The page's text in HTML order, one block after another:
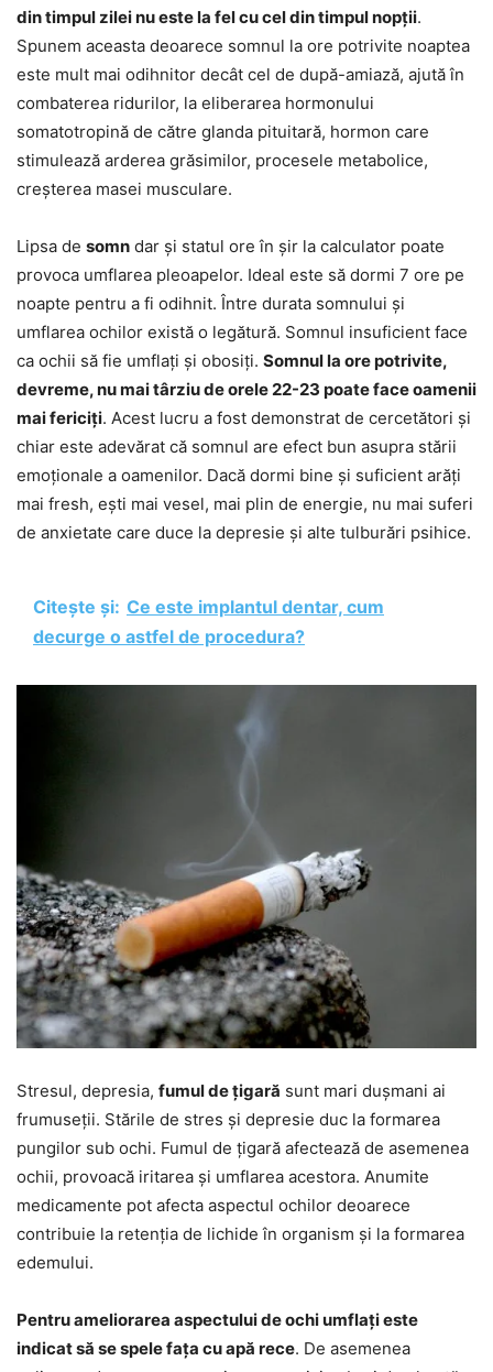
din timpul zilei nu este la fel cu cel din timpul nopții.
Spunem aceasta deoarece somnul la ore potrivite noaptea
este mult mai odihnitor decât cel de după-amiază, ajută în
combaterea ridurilor, la eliberarea hormonului
somatotropină de către glanda pituitară, hormon care
stimulează arderea grăsimilor, procesele metabolice,
creșterea masei musculare.
Lipsa de somn dar și statul ore în șir la calculator poate
provoca umflarea pleoapelor. Ideal este să dormi 7 ore pe
noapte pentru a fi odihnit. Între durata somnului și
umflarea ochilor există o legătură. Somnul insuficient face
ca ochii să fie umflați și obosiți. Somnul la ore potrivite,
devreme, nu mai târziu de orele 22-23 poate face oamenii
mai fericiți. Acest lucru a fost demonstrat de cercetători și
chiar este adevărat că somnul are efect bun asupra stării
emoționale a oamenilor. Dacă dormi bine și suficient arăți
mai fresh, ești mai vesel, mai plin de energie, nu mai suferi
de anxietate care duce la depresie și alte tulburări psihice.
Citește și: Ce este implantul dentar, cum
decurge o astfel de procedura?
Stresul, depresia, fumul de țigară sunt mari dușmani ai
frumuseții. Stările de stres și depresie duc la formarea
pungilor sub ochi. Fumul de țigară afectează de asemenea
ochii, provoacă iritarea și umflarea acestora. Anumite
medicamente pot afecta aspectul ochilor deoarece
contribuie la retenția de lichide în organism și la formarea
edemului.
Pentru ameliorarea aspectului de ochi umflați este
indicat să se spele fața cu apă rece. De asemenea